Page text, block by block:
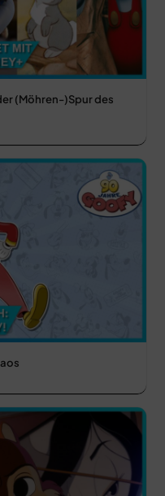
(Möhren-)Spur des